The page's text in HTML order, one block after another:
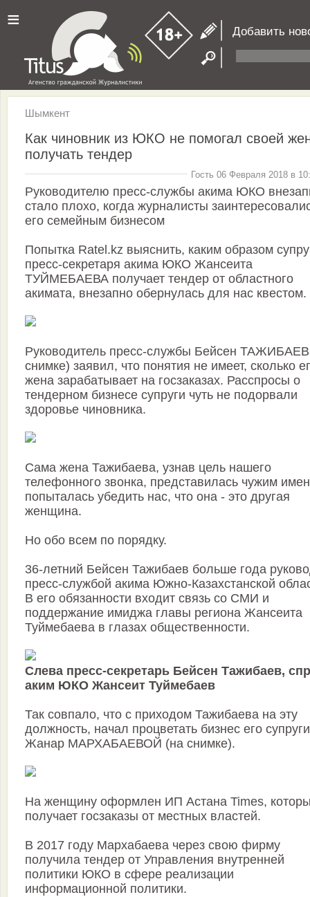
≡ Добавить
Шымкент
Как чиновник из ЮКО не помогал своей
получать тендер
Гость 06 Февраля 2018 в
Руководителю пресс-службы акима ЮКО
стало плохо, когда журналисты
его семейным бизнесом
Попытка Ratel.kz выяснить, каким образом
пресс-секретаря акима ЮКО Жансеита
ТУЙМЕБАЕВА получает тендер от областного
акимата, внезапно обернулась для нас квестом.
Руководитель пресс-службы Бейсен
снимке) заявил, что понятия не имеет, сколько
жена зарабатывает на госзаказах. Расспросы о
тендерном бизнесе супруги чуть не подорвали
здоровье чиновника.
Сама жена Тажибаева, узнав цель нашего
телефонного звонка, представилась чужим
попыталась убедить нас, что она - это другая
женщина.
Но обо всем по порядку.
36-летний Бейсен Тажибаев больше года
пресс-службой акима Южно-Казахстанской
В его обязанности входит связь со СМИ и
поддержание имиджа главы региона Жансеита
Туймебаева в глазах общественности.
Слева пресс-секретарь Бейсен Тажибаев,
аким ЮКО Жансеит Туймебаев
Так совпало, что с приходом Тажибаева на эту
должность, начал процветать бизнес его супруги
Жанар МАРХАБАЕВОЙ (на снимке).
На женщину оформлен ИП Астана Times,
получает госзаказы от местных властей.
В 2017 году Мархабаева через свою фирму
получила тендер от Управления внутренней
политики ЮКО в сфере реализации
информационной политики.